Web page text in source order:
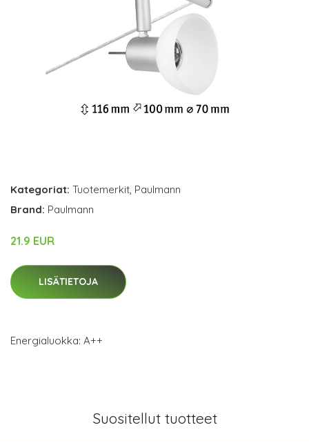
Kategoriat: Tuotemerkit, Paulmann
Brand: Paulmann
21.9 EUR
LISÄTIETOJA
Energialuokka: A++
Suositellut tuotteet